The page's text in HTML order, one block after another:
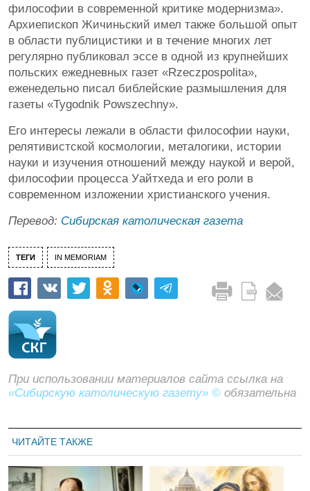
философии в современной критике модернизма».
Архиепископ Жичиньский имел также большой опыт
в области публицистики и в течение многих лет
регулярно публиковал эссе в одной из крупнейших
польских ежедневных газет «Rzeczpospolita»,
еженедельно писал библейские размышления для
газеты «Tygodnik Powszechny».
Его интересы лежали в области философии науки,
релятивистской космологии, металогики, истории
науки и изучения отношений между наукой и верой,
философии процесса Уайтхеда и его роли в
современном изложении христианского учения.
Перевод: Сибирская католическая газета
ТЕГИ IN MEMORIAM
При использовании материалов сайта ссылка на
«Сибирскую католическую газету» © обязательна
ЧИТАЙТЕ ТАКЖЕ